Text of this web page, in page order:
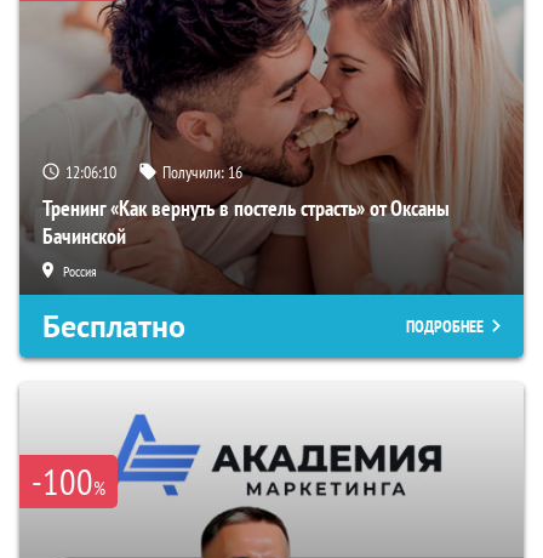
12:06:09 Получили:16
Тренинг «Как вернуть в постель страсть» от Оксаны
Бачинской
Россия
Бесплатно ПОДРОБНЕЕ
-100%